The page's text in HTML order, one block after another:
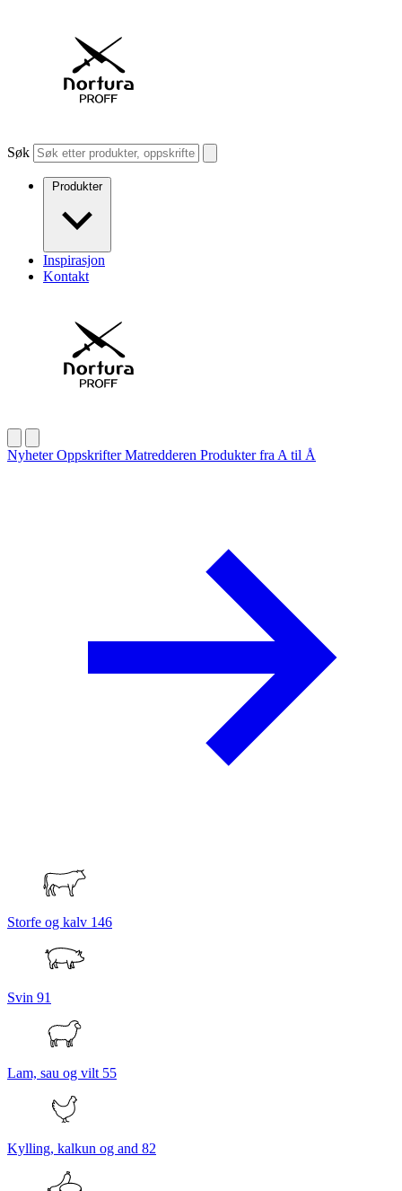
Søk
Produkter
Inspirasjon
Kontakt
NyheterOppskrifterMatredderen Produkter fra A til Å
Storfe og kalv 146
Svin 91
Lam, sau og vilt 55
Kylling, kalkun og and 82